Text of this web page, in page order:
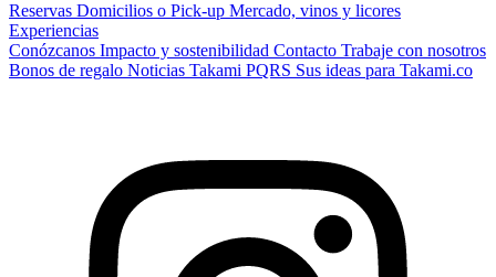
Reservas Domicilios o Pick-up Mercado, vinos y licores
Experiencias
Conózcanos Impacto y sostenibilidad Contacto Trabaje con nosotros
Bonos de regalo Noticias Takami PQRS Sus ideas para Takami.co